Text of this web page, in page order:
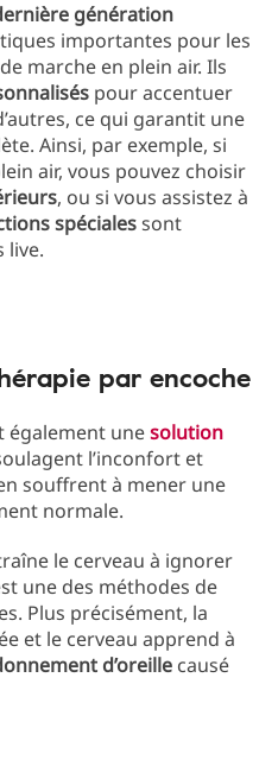
génération
importantes pour les
marche en plein air. Ils
pour accentuer
ce qui garantit une
Ainsi, par exemple, si
air, vous pouvez choisir
, ou si vous assistez à
spécialessont
live.
par encoche
également unesolution
l’inconfort et
souffrent à mener une
normale.
le cerveau à ignorer
une des méthodes de
Plus précisément, la
et le cerveau apprend à
d’oreille causé